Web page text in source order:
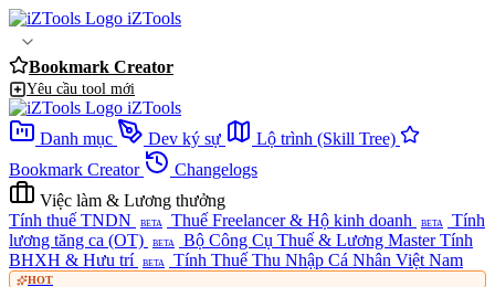
iZTools
Bookmark Creator
Yêu cầu tool mới
iZTools
Danh mục
Dev ký sự
Lộ trình (Skill Tree)
Bookmark Creator
Changelogs
Việc làm & Lương thưởng
Tính thuế TNDN
BETA Thuế Freelancer & Hộ kinh doanh BETA
Tính
lương tăng ca (OT)
BETA Bộ Công Cụ Thuế & Lương MasterTính
BHXH & Hưu trí
BETA Tính Thuế Thu Nhập Cá Nhân Việt Nam
HOT